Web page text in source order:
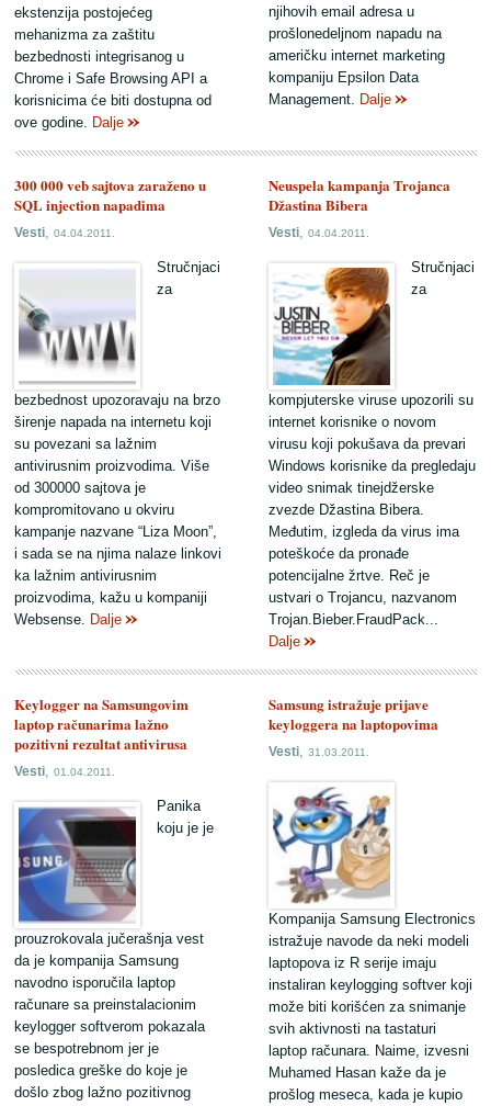
njihovih email adresa u
prošlonedeljnom napadu na
američku internet marketing
kompaniju Epsilon Data
Management. Dalje
ekstenzija postojećeg
mehanizma za zaštitu
bezbednosti integrisanog u
Chrome i Safe Browsing API a
korisnicima će biti dostupna od
ove godine. Dalje
Neuspela kampanja Trojanca
Džastina Bibera
Vesti,04.04.2011.
Stručnjaci
za
kompjuterske viruse upozorili su
internet korisnike o novom
virusu koji pokušava da prevari
Windows korisnike da pregledaju
video snimak tinejdžerske
zvezde Džastina Bibera.
Međutim, izgleda da virus ima
poteškoće da pronađe
potencijalne žrtve. Reč je
ustvari o Trojancu, nazvanom
Trojan.Bieber.FraudPack...
Dalje
300 000 veb sajtova zaraženo u
SQL injection napadima
Vesti,04.04.2011.
Stručnjaci
za
bezbednost upozoravaju na brzo
širenje napada na internetu koji
su povezani sa lažnim
antivirusnim proizvodima. Više
od 300000 sajtova je
kompromitovano u okviru
kampanje nazvane “Liza Moon”,
i sada se na njima nalaze linkovi
ka lažnim antivirusnim
proizvodima, kažu u kompaniji
Websense. Dalje
Samsung istražuje prijave
keyloggera na laptopovima
Vesti,31.03.2011.
Kompanija Samsung Electronics
istražuje navode da neki modeli
laptopova iz R serije imaju
instaliran keylogging softver koji
može biti korišćen za snimanje
svih aktivnosti na tastaturi
laptop računara. Naime, izvesni
Muhamed Hasan kaže da je
prošlog meseca, kada je kupio
Keylogger na Samsungovim
laptop računarima lažno
pozitivni rezultat antivirusa
Vesti,01.04.2011.
Panika
koju je je
prouzrokovala jučerašnja vest
da je kompanija Samsung
navodno isporučila laptop
računare sa preinstalacionim
keylogger softverom pokazala
se bespotrebnom jer je
posledica greške do koje je
došlo zbog lažno pozitivnog